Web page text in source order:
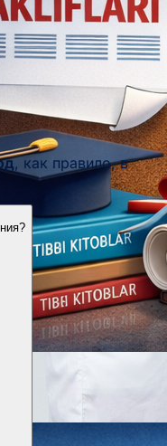
, как правило, в